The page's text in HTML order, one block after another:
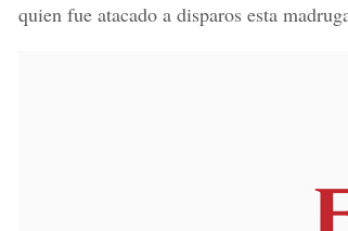
quien fue atacado a disparos esta